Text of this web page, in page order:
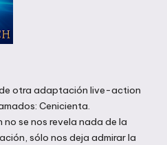
otra adaptación live-action
Cenicienta.
se nos revela nada de la
sólo nos deja admirar la